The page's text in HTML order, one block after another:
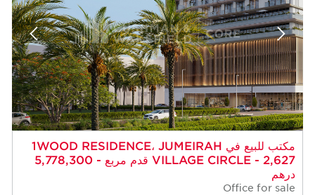
مكتب للبيع في 1WOOD RESIDENCE، JUMEIRAH
VILLAGE CIRCLE - 2,627 قدم مربع - 5,778,300
درهم
Office for sale